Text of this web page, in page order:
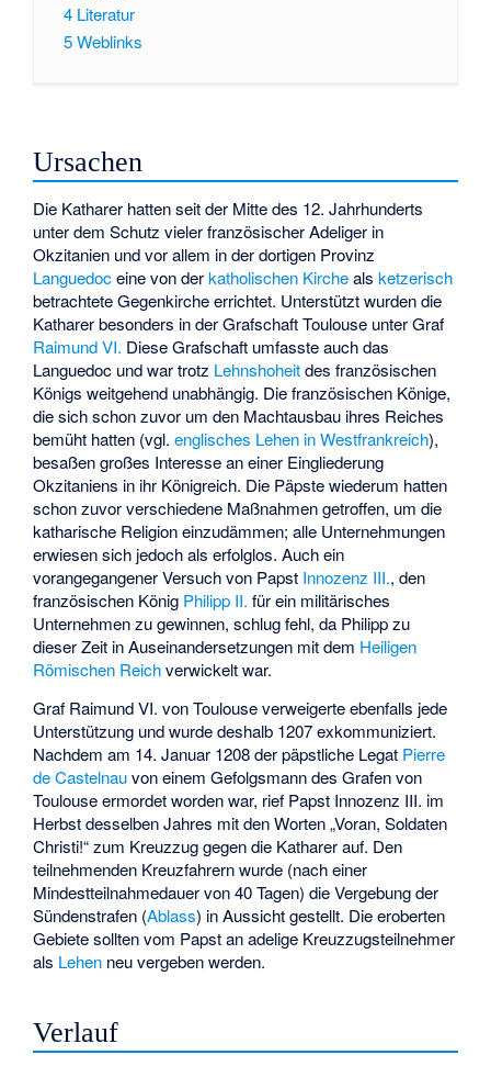
4 Literatur
5Weblinks
Ursachen
Die Katharer hatten seit der Mitte des 12. Jahrhunderts
unter dem Schutz vieler französischer Adeliger in
Okzitanien und vor allem in der dortigen Provinz
Languedoceine von derkatholischen Kirchealsketzerisch
betrachtete Gegenkirche errichtet. Unterstützt wurden die
Katharer besonders in der Grafschaft Toulouse unter Graf
Raimund VI. Diese Grafschaft umfasste auch das
Languedoc und war trotz Lehnshoheitdes französischen
Königs weitgehend unabhängig. Die französischen Könige,
die sich schon zuvor um den Machtausbau ihres Reiches
bemüht hatten (vgl.englisches Lehen in Westfrankreich),
besaßen großes Interesse an einer Eingliederung
Okzitaniens in ihr Königreich. Die Päpste wiederum hatten
schon zuvor verschiedene Maßnahmen getroffen, um die
katharische Religion einzudämmen; alle Unternehmungen
erwiesen sich jedoch als erfolglos. Auch ein
vorangegangener Versuch von Papst Innozenz III., den
französischen König Philipp II. für ein militärisches
Unternehmen zu gewinnen, schlug fehl, da Philipp zu
dieser Zeit in Auseinandersetzungen mit dem Heiligen
Römischen Reichverwickelt war.
Graf Raimund VI. von Toulouse verweigerte ebenfalls jede
Unterstützung und wurde deshalb 1207 exkommuniziert.
Nachdem am 14. Januar 1208 der päpstliche Legat Pierre
de Castelnauvon einem Gefolgsmann des Grafen von
Toulouse ermordet worden war, rief Papst Innozenz III. im
Herbst desselben Jahres mit den Worten „Voran, Soldaten
Christi!“ zum Kreuzzug gegen die Katharer auf. Den
teilnehmenden Kreuzfahrern wurde (nach einer
Mindestteilnahmedauer von 40 Tagen) die Vergebung der
Sündenstrafen (Ablass) in Aussicht gestellt. Die eroberten
Gebiete sollten vom Papst an adelige Kreuzzugsteilnehmer
als Lehen neu vergeben werden.
Verlauf